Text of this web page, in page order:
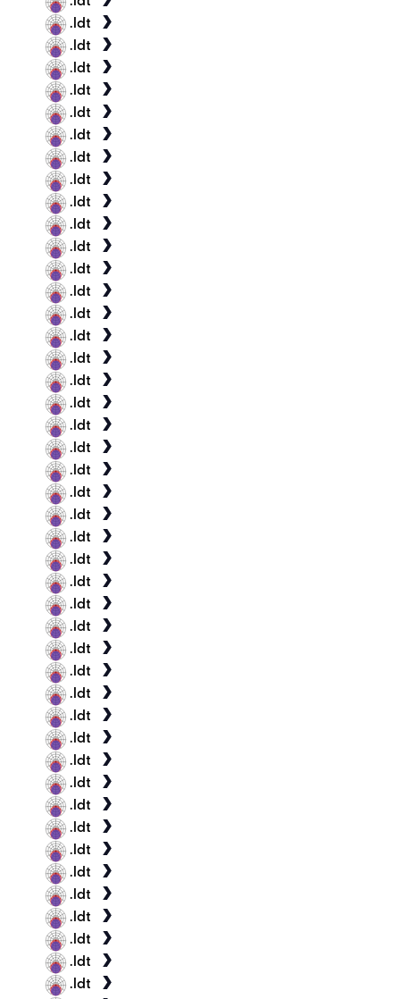
.ldt
.ldt
.ldt
.ldt
.ldt
.ldt
.ldt
.ldt
.ldt
.ldt
.ldt
.ldt
.ldt
.ldt
.ldt
.ldt
.ldt
.ldt
.ldt
.ldt
.ldt
.ldt
.ldt
.ldt
.ldt
.ldt
.ldt
.ldt
.ldt
.ldt
.ldt
.ldt
.ldt
.ldt
.ldt
.ldt
.ldt
.ldt
.ldt
.ldt
.ldt
.ldt
.ldt
.ldt